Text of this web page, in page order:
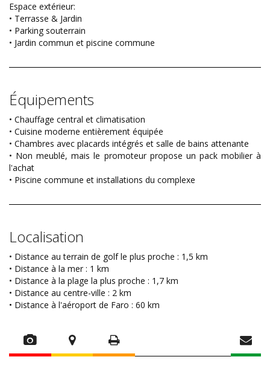
Espace extérieur:
• Terrasse & Jardin
• Parking souterrain
• Jardin commun et piscine commune
Équipements
• Chauffage central et climatisation
• Cuisine moderne entièrement équipée
• Chambres avec placards intégrés et salle de bains attenante
• Non meublé, mais le promoteur propose un pack mobilier à
l'achat
• Piscine commune et installations du complexe
Localisation
• Distance au terrain de golf le plus proche : 1,5 km
• Distance à la mer : 1 km
• Distance à la plage la plus proche : 1,7 km
• Distance au centre-ville : 2 km
• Distance à l'aéroport de Faro : 60 km